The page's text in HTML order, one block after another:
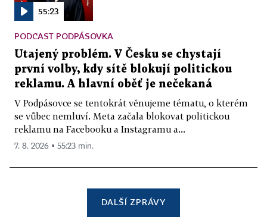
55:23
PODCAST PODPÁSOVKA
Utajený problém. V Česku se chystají
první volby, kdy sítě blokují politickou
reklamu. A hlavní oběť je nečekaná
V Podpásovce se tentokrát věnujeme tématu, o kterém
se vůbec nemluví. Meta začala blokovat politickou
reklamu na Facebooku a Instagramu a...
7. 8. 2026 ▪ 55:23 min.
DALŠÍ ZPRÁVY